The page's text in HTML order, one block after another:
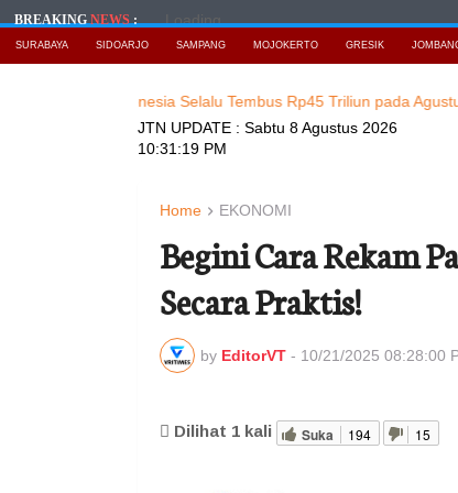
BREAKINGNEWS: Loading...
SURABAYA SIDOARJO SAMPANG MOJOKERTO GRESIK
di Indonesia Selalu Tembus Rp45 Triliun pada Agustus, Apa
JTN UPDATE : Sabtu 8 Agustus 2026
10:31:20 PM
Home EKONOMI
Begini Cara Rekam
Secara Praktis!
by EditorVT - 10/21/2025 08:28:00
Dilihat 1 kali Suka 194 15